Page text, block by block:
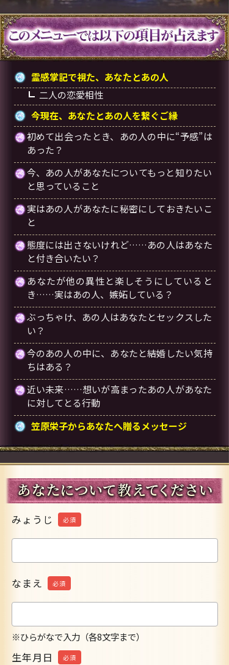
霊感掌記で視た、あなたとあの人
二人の恋愛相性
今現在、あなたとあの人を繋ぐご縁
初めて出会ったとき、あの人の中に“予感”は
あった？
今、あの人があなたについてもっと知りたい
と思っていること
実はあの人があなたに秘密にしておきたいこ
と
態度には出さないけれど……あの人はあなた
と付き合いたい？
あなたが他の異性と楽しそうにしていると
き……実はあの人、嫉妬している？
ぶっちゃけ、あの人はあなたとセックスした
い？
今のあの人の中に、あなたと結婚したい気持
ちはある？
近い未来……想いが高まったあの人があなた
に対してとる行動
笠原栄子からあなたへ贈るメッセージ
みょうじ 必須
なまえ 必須
※ひらがなで入力（各8文字まで）
生年月日 必須